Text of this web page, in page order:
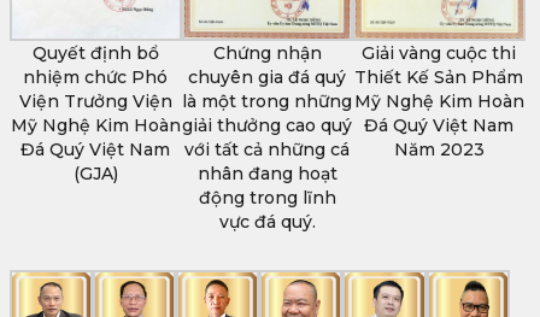
Quyết định bổ
nhiệm chức Phó
Viện Trưởng Viện
Mỹ Nghệ Kim Hoàn
Đá Quý Việt Nam
(GJA)
Chứng nhận
chuyên gia đá quý
là một trong những
giải thưởng cao quý
với tất cả những cá
nhân đang hoạt
động trong lĩnh
vực đá quý.
Giải vàng cuộc thi
Thiết Kế Sản Phẩm
Mỹ Nghệ Kim Hoàn
Đá Quý Việt Nam
Năm 2023